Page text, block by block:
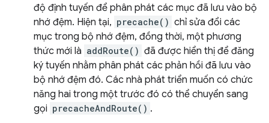
độ định tuyến để phân phát các mục đã lưu vào bộ
nhớ đệm. Hiện tại, precache() chỉ sửa đổi các
mục trong bộ nhớ đệm, đồng thời, một phương
thức mới là addRoute() đã được hiển thị để đăng
ký tuyến nhằm phân phát các phản hồi đã lưu vào
bộ nhớ đệm đó. Các nhà phát triển muốn có chức
năng hai trong một trước đó có thể chuyển sang
gọi precacheAndRoute() .